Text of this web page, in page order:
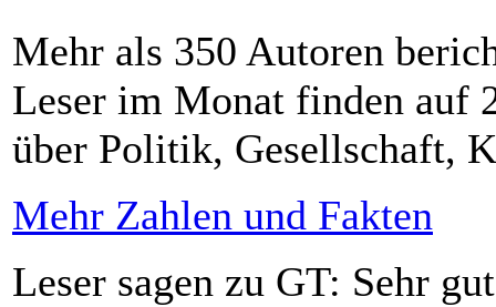
Mehr als 350 Autoren
Leser im Monat finden auf
über Politik, Gesellschaft,
Mehr Zahlen und Fakten
Leser sagen zu GT: Sehr